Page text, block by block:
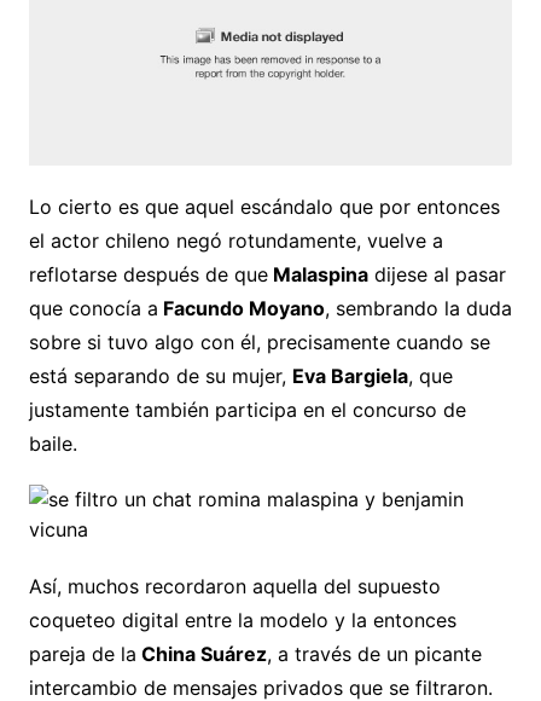
Lo cierto es que aquel escándalo que por entonces
el actor chileno negó rotundamente, vuelve a
reflotarse después de queMalaspinadijese al pasar
que conocía a Facundo Moyano, sembrando la duda
sobre si tuvo algo con él, precisamente cuando se
está separando de su mujer, Eva Bargiela, que
justamente también participa en el concurso de
baile.
Así, muchos recordaron aquella del supuesto
coqueteo digital entre la modelo y la entonces
pareja de la China Suárez, a través de un picante
intercambio de mensajes privados que se filtraron.